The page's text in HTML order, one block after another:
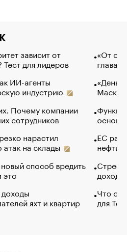
зависит от
для лидеров
ИИ-агенты
индустрию
Почему компании
сотрудников
нарастил
на склады
способ вредить
это
яхт и квартир
«От
глава
Маск в
основ
ЕС
нефти
Что
для